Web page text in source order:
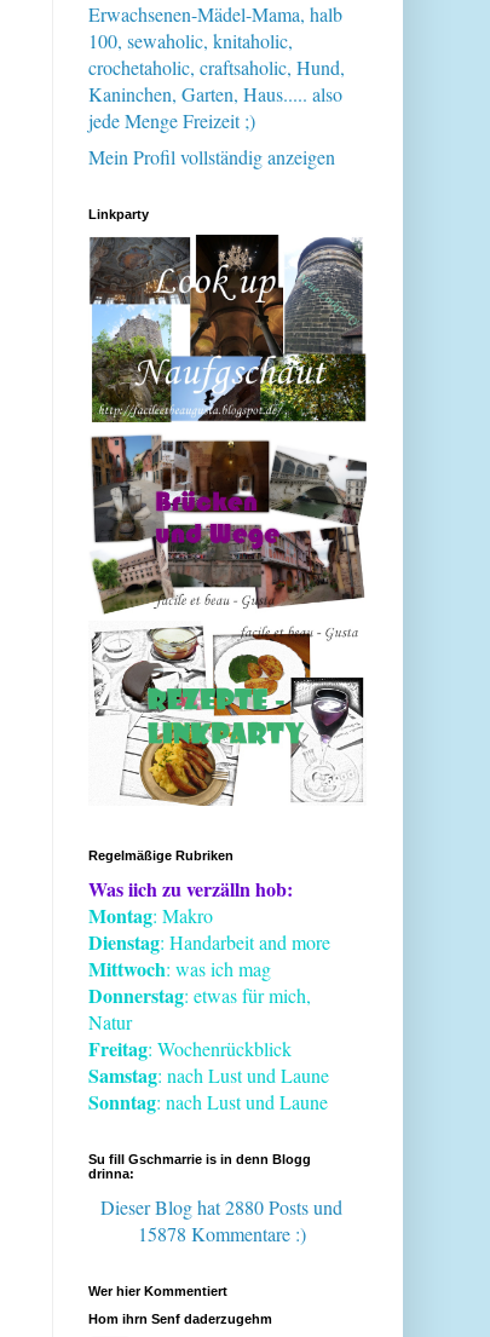
Erwachsenen-Mädel-Mama, halb
100, sewaholic, knitaholic,
crochetaholic, craftsaholic, Hund,
Kaninchen, Garten, Haus..... also
jede Menge Freizeit ;)
Mein Profil vollständig anzeigen
Linkparty
Regelmäßige Rubriken
Was iich zu verzälln hob:
Montag: Makro
Dienstag: Handarbeit and more
Mittwoch: was ich mag
Donnerstag: etwas für mich,
Natur
Freitag: Wochenrückblick
Samstag: nach Lust und Laune
Sonntag: nach Lust und Laune
Su fill Gschmarrie is in denn Blogg
drinna:
Dieser Blog hat 2880 Postsund
15878 Kommentare :)
Wer hier Kommentiert
Hom ihrn Senf daderzugehm